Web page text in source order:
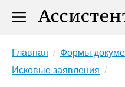
Главная
Формы
Исковые заявления